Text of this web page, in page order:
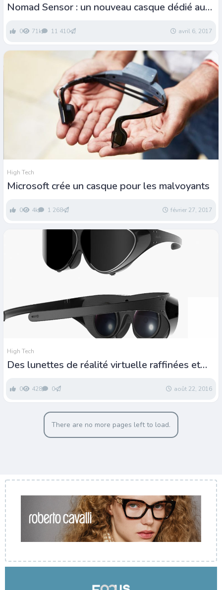
Nomad Sensor : un nouveau casque dédié aux
0 71k 11 410 avril 6, 2017
High Tech
Microsoft crée un casque pour les malvoyants
0 4k 1 268 février 27, 2017
High Tech
Des lunettes de réalité virtuelle raffinées et
0 428 0 août 22, 2016
There are no more pages left to load.